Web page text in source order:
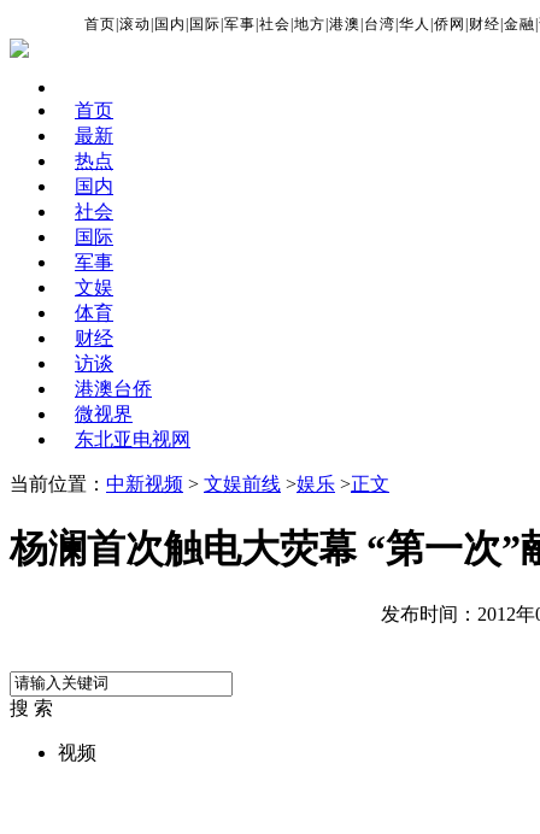
首页 |滚动 国内 国际 |军事 |社会 |地方 |港澳 台湾 |华人 |侨网 财经 |金融 |
首页
最新
热点
国内
社会
国际
军事
文娱
体育
财经
访谈
港澳台侨
微视界
东北亚电视网
当前位置： 中新视频 > 文娱前线 >娱乐 >正文
杨澜首次触电大荧幕 “第一次”
发布时间：2012年
搜 索
视频